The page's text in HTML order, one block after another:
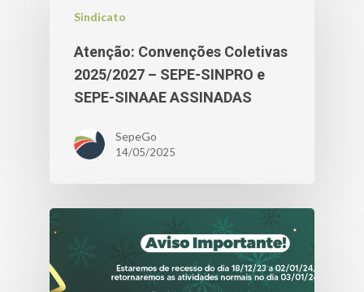
Sindicato
Atenção: Convenções Coletivas
2025/2027 – SEPE-SINPRO e
SEPE-SINAAE ASSINADAS
SepeGo
14/05/2025